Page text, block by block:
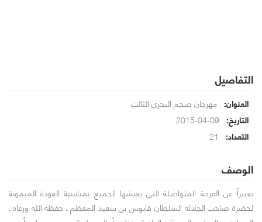
التفاصيل
العنوان: مهرجان صحم البحري الثالث
التاريخ: 09-04-2015
التعداد: 21
الوصف
تعبيراً عن الفرحة المتواصلة التي يعيشها الجميع بمناسبة العودة الميمونة
لحضرة صاحب الجلالة السلطان قابوس بن سعيد المعظم ـ حفظه الله ورعاه ـ